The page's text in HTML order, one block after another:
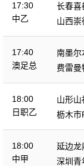
17:30
中乙
长春喜
山西崇
17:40
澳足总
南墨尔
费雷曼
18:00
日职乙
山形山
枥木市
18:00
中甲
延边龙
深圳青